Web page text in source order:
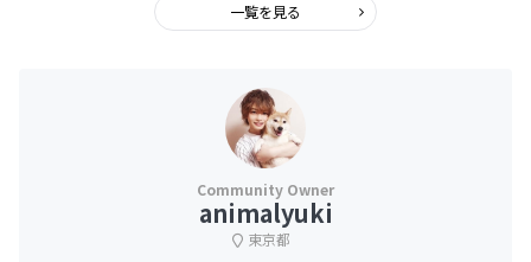
一覧を見る
animalyuki
東京都